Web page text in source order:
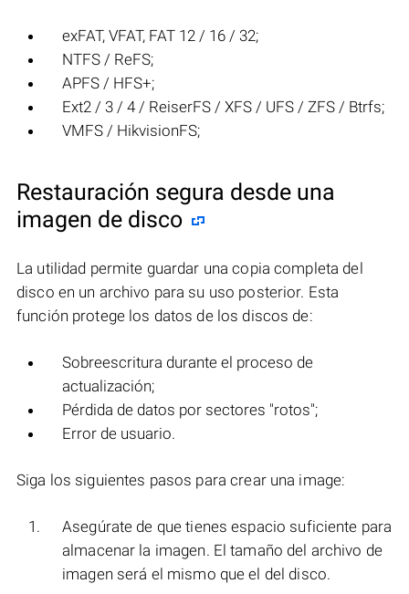
exFAT, VFAT, FAT 12 / 16 / 32;
NTFS / ReFS;
APFS / HFS+;
Ext2 / 3 / 4 / ReiserFS / XFS / UFS / ZFS / Btrfs;
VMFS / HikvisionFS;
Restauración segura desde una
imagen de disco
La utilidad permite guardar una copia completa del
disco en un archivo para su uso posterior. Esta
función protege los datos de los discos de:
Sobreescritura durante el proceso de
actualización;
Pérdida de datos por sectores "rotos";
Error de usuario.
Siga los siguientes pasos para crear una image:
Asegúrate de que tienes espacio suficiente para
almacenar la imagen. El tamaño del archivo de
imagen será el mismo que el del disco.